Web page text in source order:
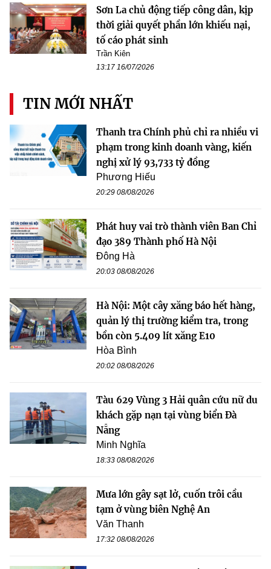
Sơn La chủ động tiếp công dân, kịp
thời giải quyết phần lớn khiếu nại,
tố cáo phát sinh
Trần Kiên
13:17 16/07/2026
TIN MỚI NHẤT
Thanh tra Chính phủ chỉ ra nhiều vi
phạm trong kinh doanh vàng, kiến
nghị xử lý 93,733 tỷ đồng
Phương Hiếu
20:29 08/08/2026
Phát huy vai trò thành viên Ban Chỉ
đạo 389 Thành phố Hà Nội
Đông Hà
20:03 08/08/2026
Hà Nội: Một cây xăng báo hết hàng,
quản lý thị trường kiểm tra, trong
bồn còn 5.409 lít xăng E10
Hòa Bình
20:02 08/08/2026
Tàu 629 Vùng 3 Hải quân cứu nữ du
khách gặp nạn tại vùng biển Đà
Nẵng
Minh Nghĩa
18:33 08/08/2026
Mưa lớn gây sạt lở, cuốn trôi cầu
tạm ở vùng biên Nghệ An
Văn Thanh
17:32 08/08/2026